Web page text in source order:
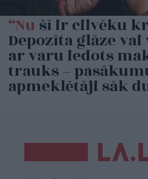
“Nušī ir cilvēku
Depozīta glāze
ar varu iedots
trauks –
apmeklētāji sāk